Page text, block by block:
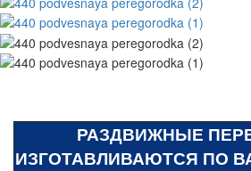
РАЗДВИЖНЫЕ
ИЗГОТАВЛИВАЮТСЯ ПО